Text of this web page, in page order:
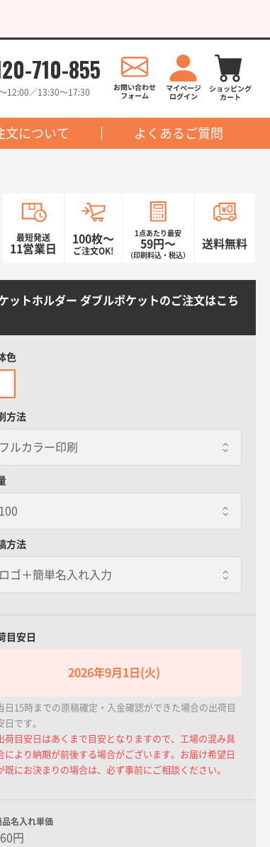
710-855
12:00／13:30〜17:30
文について よくあるご質問
最短発送
11営業日
100枚〜
ご注文OK!
1点あたり最安
59円〜
（印刷料込・税込）
送料無料
ットホルダー ダブルポケットのご注文はこち
色
方法
方法
目安日
2026年9月1日(火)
日15時までの原稿確定・入金確認ができた場合の出荷目
日です。
荷目安日はあくまで目安となりますので、工場の混み具
により納期が前後する場合がございます。お届け希望日
既にお決まりの場合は、必ず事前にご相談ください。
品名入れ単価
円